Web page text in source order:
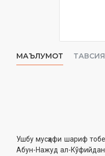
МАЪЛУМОТ ТАВСИЯ
Ушбу мусҳафи шариф
Абун-Нажуд ал-Кўфийдан